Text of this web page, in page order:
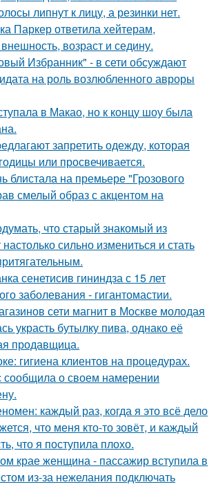
липнут к лицу, а резинки нет.
Паркер ответила хейтерам,
возраст и седину.
Избранник" - в сети обсуждают
на роль возлюбленного авроры
в Макао, но к концу шоу была
запретить одежду, которая
или просвечивается.
блистала на премьере "Грозового
смелый образ с акцентом на
что старый знакомый из
сильно измениться и стать
сенетисив гининдза с 15 лет
заболевания - гигантомастии.
сети магнит в Москве молодая
украсть бутылку пива, однако её
продавщица.
гигиена клиентов на процедурах.
сообщила о своем намерении
каждый раз, когда я это всё дело
что меня кто-то зовёт, и каждый
что я поступила плохо.
крае женщина - пассажир вступила в
из-за нежелания подключать